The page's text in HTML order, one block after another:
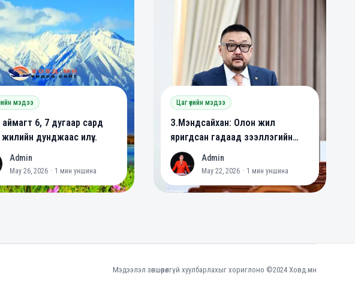
мэдээ
6, 7 дугаар сард
дунджаас илүү
байх төлөвтэй байна
Admin
May 26, 2026 · 1 мин уншина
Цаг үеийн мэдээ
З.Мэндсайхан: Олон жил
яригдсан гадаад зээллэгийн
хууль батлагдлаа
A
Admin
May 22, 2026 · 1 мин уншина
Мэдээлэл зөвшөөрөлгүй хуулбарлахыг хориглоно ©2024 Ховд.мн